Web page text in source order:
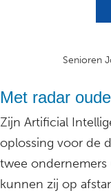
Senioren
Met radar
Zijn Artificial
oplossing voor de
twee ondernemers
kunnen zij op